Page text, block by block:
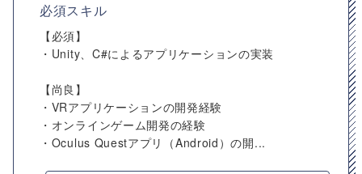
必須スキル
【必須】
・Unity、C#によるアプリケーションの実装
【尚良】
・VRアプリケーションの開発経験
・オンラインゲーム開発の経験
・Oculus Questアプリ（Android）の開...